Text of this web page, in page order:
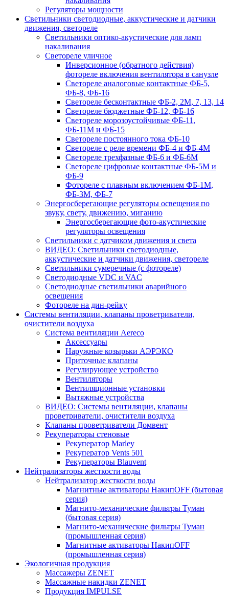
Регуляторы мощности
Светильники светодиодные, аккустические и датчики
движения, светореле
Светильники оптико-акустические для ламп
накаливания
Светореле уличное
Инверсионное (обратного действия)
фотореле включения вентилятора в санузле
Светореле аналоговые контактные ФБ-5,
ФБ-8, ФБ-16
Светореле бесконтактные ФБ-2, 2М, 7, 13, 14
Светореле бюджетные ФБ-12, ФБ-16
Светореле морозоустойчивые ФБ-11,
ФБ-11М и ФБ-15
Светореле постоянного тока ФБ-10
Светореле с реле времени ФБ-4 и ФБ-4М
Светореле трехфазные ФБ-6 и ФБ-6М
Светореле цифровые контактные ФБ-5М и
ФБ-9
Фотореле с плавным включением ФБ-1М,
ФБ-3М, ФБ-7
Энергосберегающие регуляторы освещения по
звуку, свету, движению, миганию
Энергосберегающие фото-акустические
регуляторы освещения
Светильники с датчиком движения и света
ВИДЕО: Светильники светодиодные,
аккустические и датчики движения, светореле
Светильники сумеречные (с фотореле)
Светодиодные VDC и VAC
Светодиодные светильники аварийного
освещения
Фотореле на дин-рейку
Системы вентиляции, клапаны проветриватели,
очистители воздуха
Система вентиляции Aereco
Аксессуары
Наружные козырьки АЭРЭКО
Приточные клапаны
Регулирующее устройство
Вентиляторы
Вентиляционные установки
Вытяжные устройства
ВИДЕО: Системы вентиляции, клапаны
проветриватели, очистители воздуха
Клапаны проветриватели Домвент
Рекуператоры стеновые
Рекуператор Marley
Рекуператор Vents 501
Рекуператоры Blauvent
Нейтрализаторы жесткости воды
Нейтрализатор жесткости воды
Магнитные активаторы НакипOFF (бытовая
серия)
Магнито-механические фильтры Туман
(бытовая серия)
Магнито-механические фильтры Туман
(промышленная серия)
Магнитные активаторы НакипOFF
(промышленная серия)
Экологичная продукция
Массажеры ZENET
Массажные накидки ZENET
Продукция IMPULSE